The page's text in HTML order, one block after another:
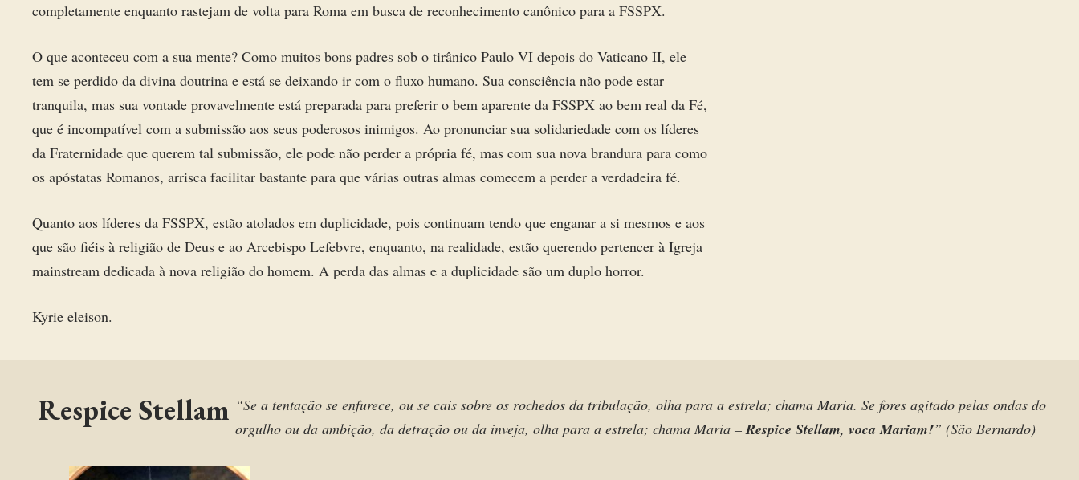
completamente enquanto rastejam de volta para Roma em busca de reconhecimento canônico para a FSSPX.
O que aconteceu com a sua mente? Como muitos bons padres sob o tirânico Paulo VI depois do Vaticano II, ele
tem se perdido da divina doutrina e está se deixando ir com o fluxo humano. Sua consciência não pode estar
tranquila, mas sua vontade provavelmente está preparada para preferir o bem aparente da FSSPX ao bem real da Fé,
que é incompatível com a submissão aos seus poderosos inimigos. Ao pronunciar sua solidariedade com os líderes
da Fraternidade que querem tal submissão, ele pode não perder a própria fé, mas com sua nova brandura para como
os apóstatas Romanos, arrisca facilitar bastante para que várias outras almas comecem a perder a verdadeira fé.
Quanto aos líderes da FSSPX, estão atolados em duplicidade, pois continuam tendo que enganar a si mesmos e aos
que são fiéis à religião de Deus e ao Arcebispo Lefebvre, enquanto, na realidade, estão querendo pertencer à Igreja
mainstream dedicada à nova religião do homem. A perda das almas e a duplicidade são um duplo horror.
Kyrie eleison.
Respice Stellam “Se a tentação se enfurece, ou se cais sobre os rochedos da tribulação, olha para a estrela; chama Maria. Se fores agitado pelas ondas do
orgulho ou da ambição, da detração ou da inveja, olha para a estrela; chama Maria –Respice Stellam, voca Mariam!” (São Bernardo)